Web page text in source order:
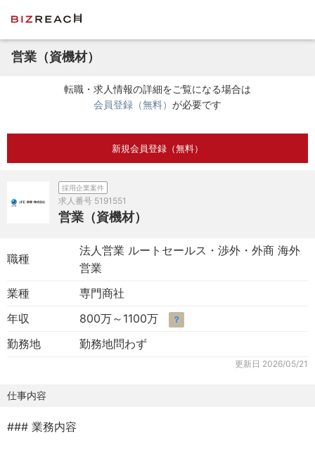
営業（資機材）
転職・求人情報の詳細をご覧になる場合は
会員登録（無料） が必要です
新規会員登録（無料）
採用企業案件
求人番号 5191551
営業（資機材）
職種
法人営業 ルートセールス・渉外・外商 海外
営業
業種
専門商社
年収
800万～1100万 ？
勤務地 勤務地問わず
更新日 2026/05/21
仕事内容
### 業務内容